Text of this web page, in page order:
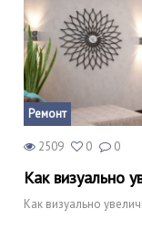
Ремонт
2509 0 0
Как визуально
Как визуально